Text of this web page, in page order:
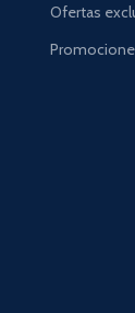
Ofertas